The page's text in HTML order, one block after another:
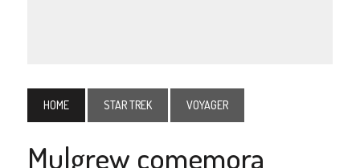
HOME STAR TREK VOYAGER
Mulgrew comemora